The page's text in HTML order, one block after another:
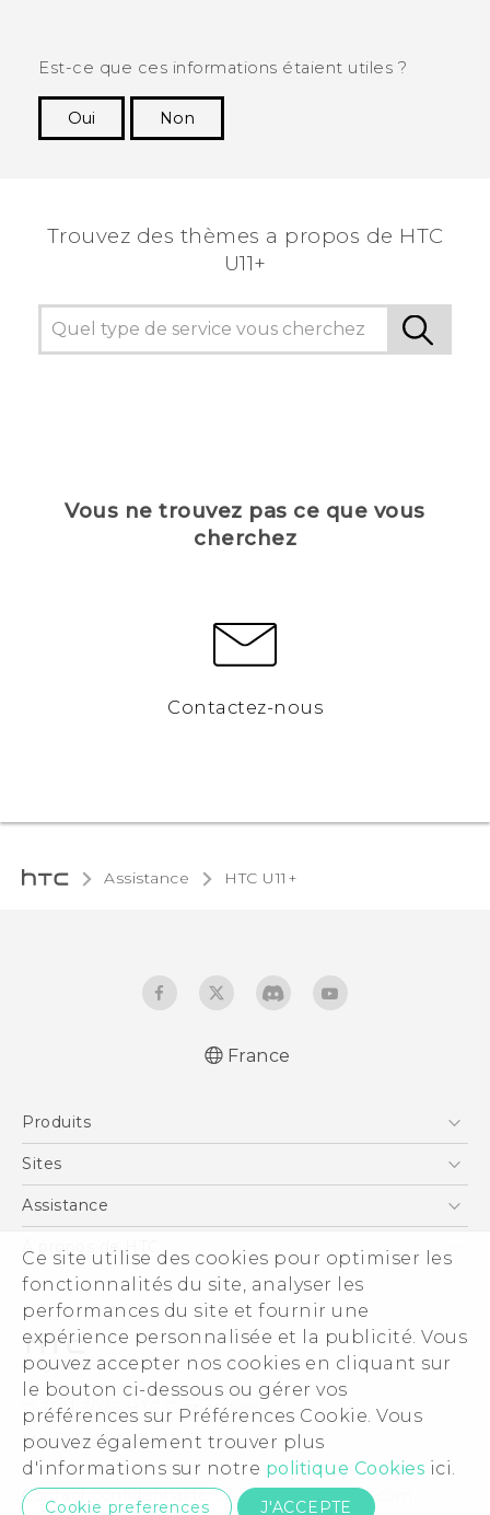
Ce site utilise des cookies pour optimiser les
fonctionnalités du site, analyser les
performances du site et fournir une
expérience personnalisée et la publicité. Vous
pouvez accepter nos cookies en cliquant sur
le bouton ci-dessous ou gérer vos
préférences sur Préférences Cookie. Vous
pouvez également trouver plus
d'informations sur notre politique Cookies ici.
Cookie preferences J'ACCEPTE
Est-ce que ces informations étaient utiles ?
Oui
Non
Trouvez des thèmes a propos de HTC
U11+
Vous ne trouvez pas ce que vous
cherchez
Contactez-nous
Assistance HTC U11+‎
réglementation
English - Safety and regulatory guide
France
Produits
Smartphones
Vive
Accessoires
Sites
HTC Vive
HTC Pro
Assistance
eCommerce Support
À propos de HTC
ESG
Informations sur la société
Sécurité du produit
Politique de confidentialité
Cookie Preferences
Carrières
Security and Privacy Whitepaper
© 2011-2026 HTC Corporation
Mentions Légales
Contact confidentialité: Global-Privacy@htc.com